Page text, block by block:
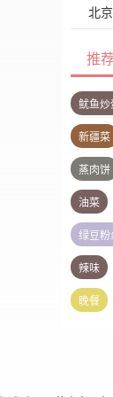
北
推
鱿鱼炒
新疆菜
蒸肉饼
油菜
绿豆粉
辣味
晚餐